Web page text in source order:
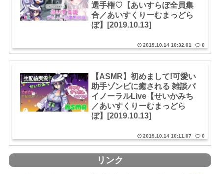
選手権♡【あいすらぼ全員集
合／あいすくりーむまっどら
ぼ】[2019.10.13]
2019.10.14 10:32.01 0
生配信実況
【ASMR】初めまして!可愛い
助手ゾンビに癒される 雑談バ
イノーラルLive【せいかみち
／あいすくりーむまっどら
ぼ】[2019.10.13]
2019.10.14 10:11.07 0
リンク